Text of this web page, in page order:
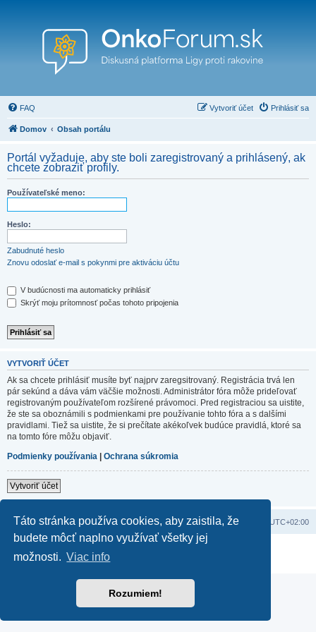
Táto stránka používa cookies, aby zaistila, že
budete môcť naplno využívať všetky jej
možnosti. Viac info
Rozumiem!
FAQ Prihlásiť sa
Vytvoriť účet
Domov Obsah portálu
Portál vyžaduje, aby ste boli zaregistrovaný a prihlásený, ak
chcete zobraziť profily.
Používateľské meno:
Heslo:
Zabudnuté heslo
Znovu odoslať e-mail s pokynmi pre aktiváciu účtu
V budúcnosti ma automaticky prihlásiť
Skrýť moju prítomnosť počas tohoto pripojenia
VYTVORIŤ ÚČET
Ak sa chcete prihlásiť musíte byť najprv zaregsitrovaný. Registrácia trvá len
pár sekúnd a dáva vám väčšie možnosti. Administrátor fóra môže prideľovať
registrovaným používateľom rozšírené právomoci. Pred registraciou sa uistite,
že ste sa oboznámili s podmienkami pre používanie tohto fóra a s dalšími
pravidlami. Tiež sa uistite, že si prečítate akékoľvek budúce pravidlá, ktoré sa
na tomto fóre môžu objaviť.
Podmienky používania | Ochrana súkromia
Vytvoriť účet
Domov Obsah portálu Všetky časy sú v UTC+02:00